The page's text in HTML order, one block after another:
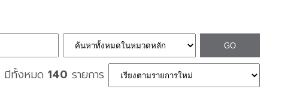
มีทั้งหมด 140 รายการ